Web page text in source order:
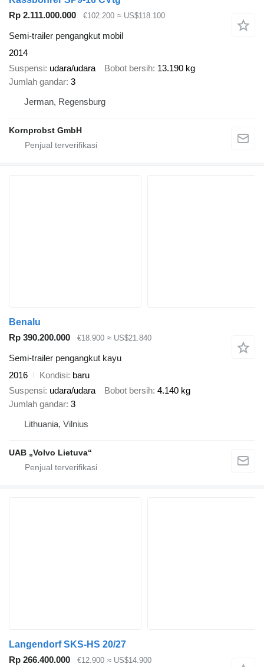
Rp 2.111.000.000
€102.200 ≈ US$118.100
Semi-trailer pengangkut mobil
2014
Suspensi udara/udara Bobot bersih 13.190 kg
Jumlah gandar 3
Jerman, Regensburg
Kornprobst GmbH
Benalu
Rp 390.200.000
€18.900 ≈ US$21.840
Semi-trailer pengangkut kayu
2016
Kondisi baru
Suspensi udara/udara Bobot bersih 4.140 kg
Jumlah gandar 3
Lithuania, Vilnius
UAB „Volvo Lietuva“
Langendorf SKS-HS 20/27
Rp 266.400.000
€12.900 ≈ US$14.900